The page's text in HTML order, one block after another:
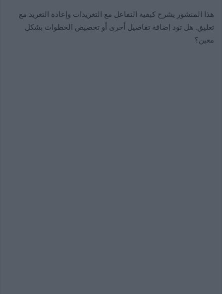
هذا المنشور يشرح كيفية التفاعل مع التغريدات وإعادة التغريد مع
تعليق. هل تود إضافة تفاصيل أخرى أو تخصيص الخطوات بشكل
معين؟